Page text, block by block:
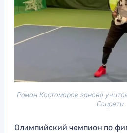
Роман Костомаров заново
Соцсети
Олимпийский чемпион по